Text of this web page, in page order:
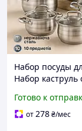
Набор посуды
Набор каструль
покрытием
кастрюли YV-62
Готово к
от278₴/мес